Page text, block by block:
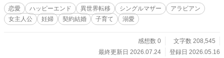
様、タイトルロゴは猫埜かきあげ様作。画像・文章ともAI学
習禁止。
恋愛 ハッピーエンド 異世界転移 シングルマザー
アラビアン
女主人公
妊婦 契約結婚 子育て 溺愛
感想数 0
文字数 208,545
最終更新日 2026.07.24
登録日 2026.05.16